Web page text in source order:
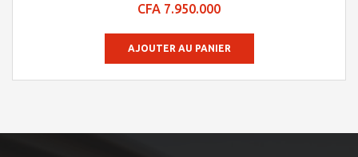
4.09
CFA 7.950.000
AJOUTER AU PANIER